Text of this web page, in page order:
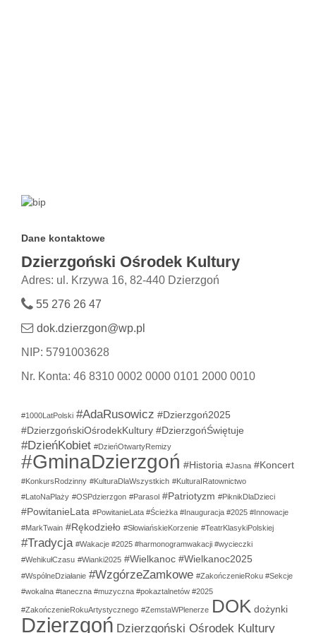
Dane kontaktowe
Dzierzgoński Ośrodek Kultury
Adres: ul. Krzywa 16, 82-440 Dzierzgoń
55 276 26 47
dok.dzierzgon@wp.pl
NIP: 5791003628
Nr. Konta: 46 8310 0002 0000 0101 2000 0010
#1000LatPolski #AdaRusowicz #Dzierzgoń2025
#DzierzgońskiOśrodekKultury #DzierzgońŚwiętuje
#DzieńKobiet #DzieńOtwartyRemizy
#GminaDzierzgoń #Historia #Jasna #Koncert
#KonkursRodzinny #KulturaDlaWszystkich #KulturaIRatownictwo
#LatoNaPlaży #OSPdzierzgon #Parasol #Patriotyzm #PiknikDlaDzieci
#PowitanieLata #PowitanieLata #Ścieżka #Inauguracja #2025 #Innowacje
#MarkTwain #Rękodzieło #SłowiańskieKorzenie #TeatrKlasykiPolskiej
#Tradycja #Wakacje #2025 #harmonogramwakacji #wycieczki
#WehikułCzasu #Wianki2025 #Wielkanoc #Wielkanoc2025
#WspólneDziałanie #WzgórzeZamkowe #ZakończenieRoku #Sekcje
#wokalna #taneczna #muzyczna #pokaztalnetów #2025
#ZakończenieRokuArtystycznego #ZemstaWPlenerze DOK dożynki
Dzierzgoń Dzierzgoński Ośrodek Kultury